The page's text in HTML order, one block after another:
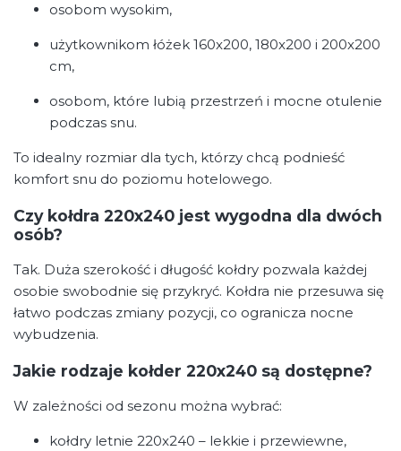
osobom wysokim,
użytkownikom łóżek 160x200, 180x200 i 200x200
cm,
osobom, które lubią przestrzeń i mocne otulenie
podczas snu.
To idealny rozmiar dla tych, którzy chcą podnieść
komfort snu do poziomu hotelowego.
Czy kołdra 220x240 jest wygodna dla dwóch
osób?
Tak. Duża szerokość i długość kołdry pozwala każdej
osobie swobodnie się przykryć. Kołdra nie przesuwa się
łatwo podczas zmiany pozycji, co ogranicza nocne
wybudzenia.
Jakie rodzaje kołder 220x240 są dostępne?
W zależności od sezonu można wybrać:
kołdry letnie 220x240 – lekkie i przewiewne,